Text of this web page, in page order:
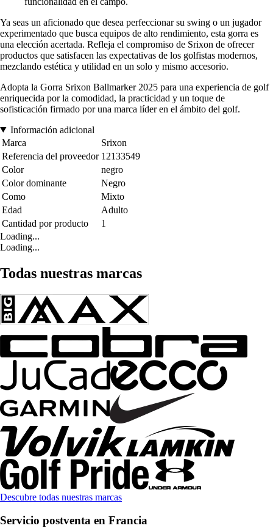
Ya seas un aficionado que desea perfeccionar su swing o un jugador
experimentado que busca equipos de alto rendimiento, esta gorra es
una elección acertada. Refleja el compromiso de Srixon de ofrecer
productos que satisfacen las expectativas de los golfistas modernos,
mezclando estética y utilidad en un solo y mismo accesorio.
Adopta la Gorra Srixon Ballmarker 2025 para una experiencia de golf
enriquecida por la comodidad, la practicidad y un toque de
sofisticación firmado por una marca líder en el ámbito del golf.
Información adicional
Marca
Srixon
Referencia del proveedor 12133549
Color
negro
Color dominante
Negro
Como
Mixto
Edad
Adulto
Cantidad por producto
1
Loading...
Loading...
Todas nuestras marcas
Descubre todas nuestras marcas
Servicio postventa en Francia